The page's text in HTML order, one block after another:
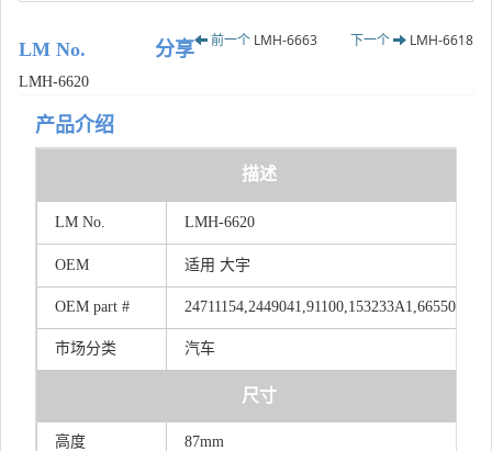
LM No.
LMH-6620
分享 前一个 LMH-6663 下一个 LMH-6618
产品介绍
描述
LM No. LMH-6620
OEM 适用 大宇
OEM part # 24711154,2449041,91100,153233A1,6655066
市场分类 汽车
尺寸
高度 87mm